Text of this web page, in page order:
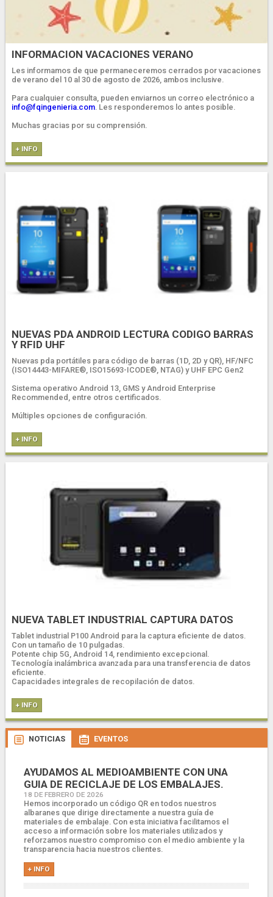
INFORMACION VACACIONES VERANO
Les informamos de que permaneceremos cerrados por vacaciones
de verano del 10 al 30 de agosto de 2026, ambos inclusive.
Para cualquier consulta, pueden enviarnos un correo electrónico a
info@fqingenieria.com. Les responderemos lo antes posible.
Muchas gracias por su comprensión.
+ INFO
NUEVAS PDA ANDROID LECTURA CODIGO BARRAS
Y RFID UHF
Nuevas pda portátiles para código de barras (1D, 2D y QR), HF/NFC
(ISO14443-MIFARE®, ISO15693-ICODE®, NTAG) y UHF EPC Gen2
Sistema operativo Android 13, GMS y Android Enterprise
Recommended, entre otros certificados.
Múltiples opciones de configuración.
+ INFO
NUEVA TABLET INDUSTRIAL CAPTURA DATOS
Tablet industrial P100 Android para la captura eficiente de datos.
Con un tamaño de 10 pulgadas.
Potente chip 5G, Android 14, rendimiento excepcional.
Tecnología inalámbrica avanzada para una transferencia de datos
eficiente.
Capacidades integrales de recopilación de datos.
+ INFO
NOTICIAS EVENTOS
AYUDAMOS AL MEDIOAMBIENTE CON UNA
GUIA DE RECICLAJE DE LOS EMBALAJES.
18 DE FEBRERO DE 2026
Hemos incorporado un código QR en todos nuestros
albaranes que dirige directamente a nuestra guía de
materiales de embalaje. Con esta iniciativa facilitamos el
acceso a información sobre los materiales utilizados y
reforzamos nuestro compromiso con el medio ambiente y la
transparencia hacia nuestros clientes.
+ INFO